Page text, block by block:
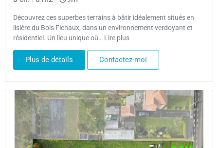
Découvrez ces superbes terrains à bâtir idéalement situés en
lisière du Bois Fichaux, dans un environnement verdoyant et
résidentiel. Un lieu unique où… Lire plus
Plus de détails Contactez-moi